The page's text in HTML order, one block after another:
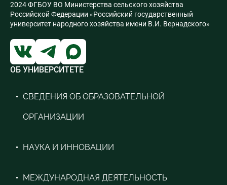
2024 ФГБОУ ВО Министерства сельского хозяйства
Российской Федерации «Российский государственный
университет народного хозяйства имени В.И. Вернадского»
ОБ УНИВЕРСИТЕТЕ
СВЕДЕНИЯ ОБ ОБРАЗОВАТЕЛЬНОЙ
ОРГАНИЗАЦИИ
НАУКА И ИННОВАЦИИ
МЕЖДУНАРОДНАЯ ДЕЯТЕЛЬНОСТЬ